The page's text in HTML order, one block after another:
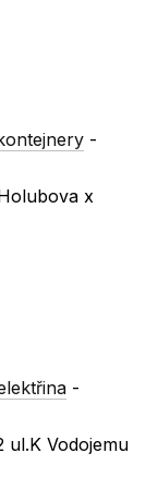
-
x
-
ul.K Vodojemu